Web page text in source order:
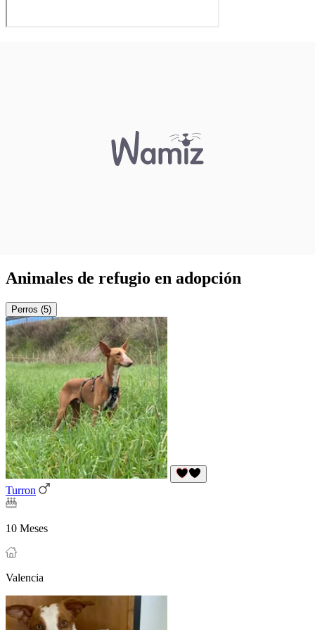
Animales de refugio en adopción
Perros (5)
Turron
10 Meses
Valencia